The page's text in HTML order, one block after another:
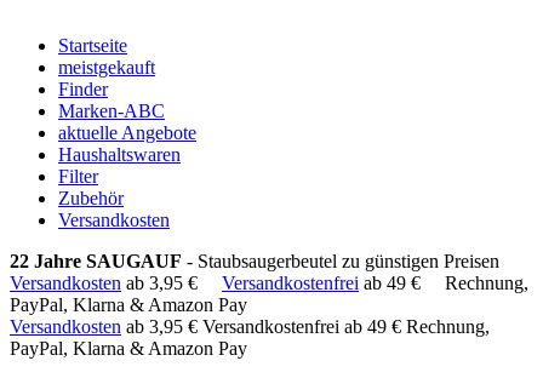
Startseite
meistgekauft
Finder
Marken-ABC
aktuelle Angebote
Haushaltswaren
Filter
Zubehör
Versandkosten
22 Jahre SAUGAUF - Staubsaugerbeutel zu günstigen Preisen
Versandkosten ab 3,95 € Versandkostenfrei ab 49 €
Rechnung,
PayPal, Klarna & Amazon Pay
Versandkosten ab 3,95 € Versandkostenfrei ab 49 € Rechnung,
PayPal, Klarna & Amazon Pay